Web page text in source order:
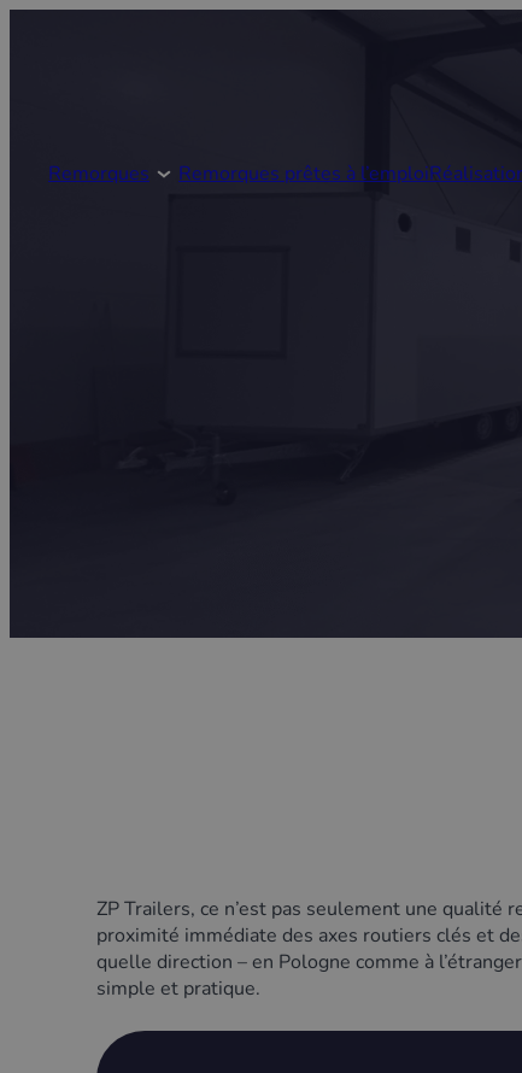
Remorques Remorques prêtes à l’emploi
ZP Trailers, ce n’est pas seulement une qualité
proximité immédiate des axes routiers clés et
quelle direction – en Pologne comme à
simple et pratique.